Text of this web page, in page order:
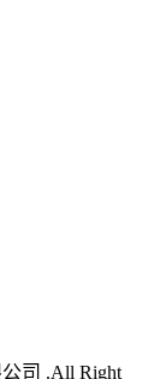
司 .All Right